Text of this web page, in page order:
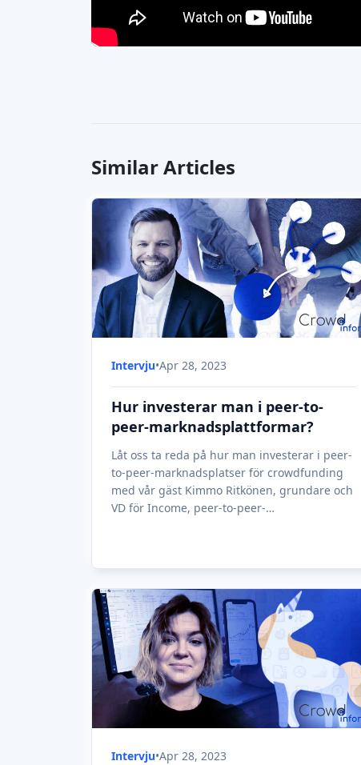
Similar Articles
Intervju•Apr 28, 2023
Hur investerar man i peer-to-
peer-marknadsplattformar?
Låt oss ta reda på hur man investerar i peer-
to-peer-marknadsplatser för crowdfunding
med vår gäst Kimmo Ritkönen, grundare och
VD för Income, peer-to-peer-
Intervju•Apr 28, 2023